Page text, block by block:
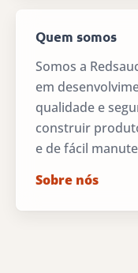
Quem somos
Somos a
em
qualidade e
construir
e de fácil
Sobre nós